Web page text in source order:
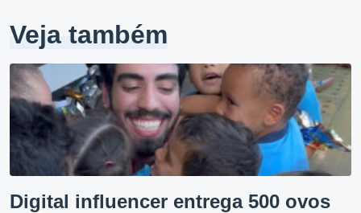
Veja também
Digital influencer entrega 500 ovos